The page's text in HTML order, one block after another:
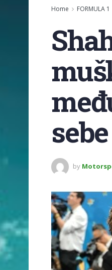
Home FORMULA 1
by